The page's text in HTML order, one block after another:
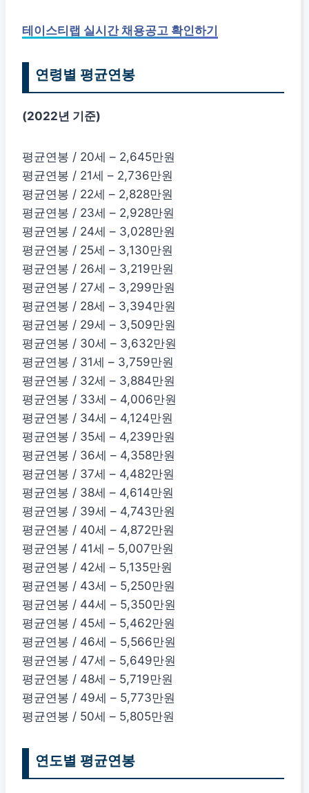
테이스티랩 실시간 채용공고 확인하기
연령별 평균연봉
(2022년 기준)
평균연봉 / 20세 – 2,645만원
평균연봉 / 21세 – 2,736만원
평균연봉 / 22세 – 2,828만원
평균연봉 / 23세 – 2,928만원
평균연봉 / 24세 – 3,028만원
평균연봉 / 25세 – 3,130만원
평균연봉 / 26세 – 3,219만원
평균연봉 / 27세 – 3,299만원
평균연봉 / 28세 – 3,394만원
평균연봉 / 29세 – 3,509만원
평균연봉 / 30세 – 3,632만원
평균연봉 / 31세 – 3,759만원
평균연봉 / 32세 – 3,884만원
평균연봉 / 33세 – 4,006만원
평균연봉 / 34세 – 4,124만원
평균연봉 / 35세 – 4,239만원
평균연봉 / 36세 – 4,358만원
평균연봉 / 37세 – 4,482만원
평균연봉 / 38세 – 4,614만원
평균연봉 / 39세 – 4,743만원
평균연봉 / 40세 – 4,872만원
평균연봉 / 41세 – 5,007만원
평균연봉 / 42세 – 5,135만원
평균연봉 / 43세 – 5,250만원
평균연봉 / 44세 – 5,350만원
평균연봉 / 45세 – 5,462만원
평균연봉 / 46세 – 5,566만원
평균연봉 / 47세 – 5,649만원
평균연봉 / 48세 – 5,719만원
평균연봉 / 49세 – 5,773만원
평균연봉 / 50세 – 5,805만원
연도별 평균연봉